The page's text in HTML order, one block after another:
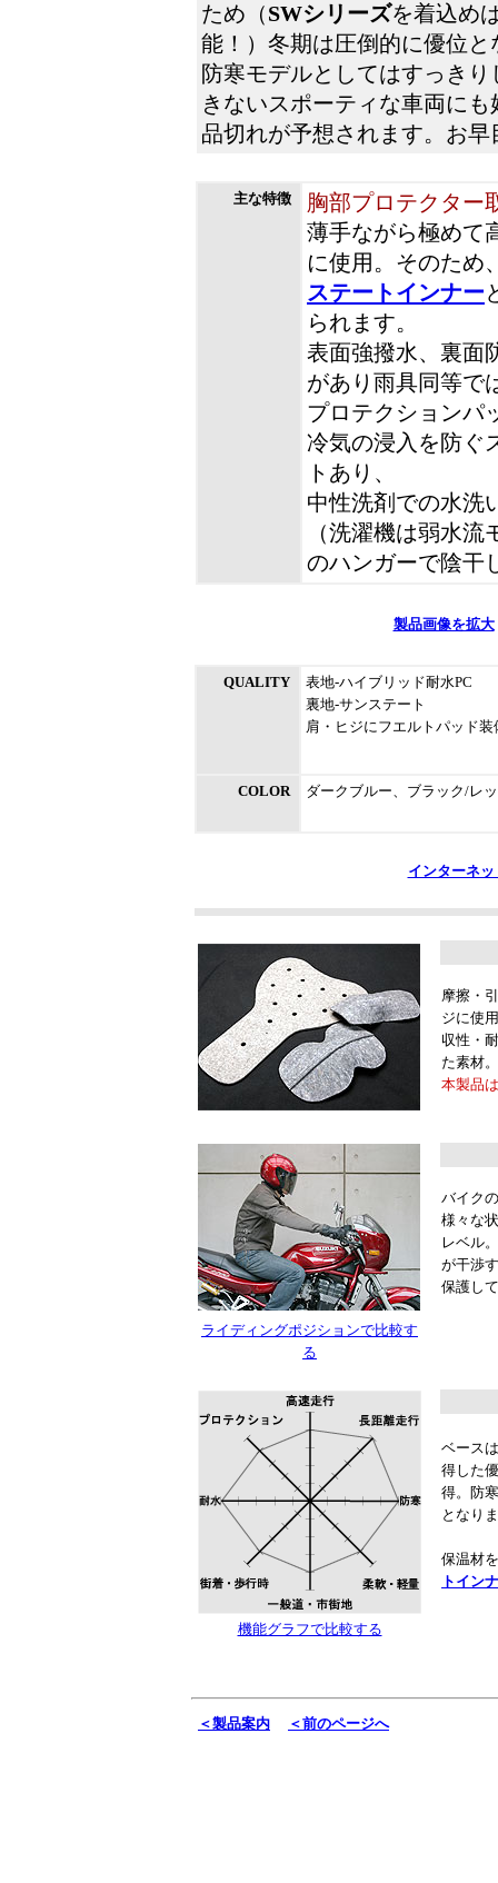
ため（SWシリーズを着込め
能！）冬期は圧倒的に優位と
防寒モデルとしてはすっき
きないスポーティな車両に
品切れが予想されます。お
主な特徴
胸部プロテクター
薄手ながら極めて
に使用。そのため
ステートインナー
られます。
表面強撥水、裏面
があり雨具同等で
プロテクションパ
冷気の浸入を防ぐ
トあり、
中性洗剤での水洗
（洗濯機は弱水
のハンガーで陰干
製品画像を拡大
QUALITY
表地-ハイブリッド耐水PC
裏地-サンステート
肩・ヒジにフエルトパッド装
COLOR ダークブルー、ブラック/レ
インターネ
摩擦・
ジに使
収性・
た素材。
本製品
バイク
様々な
レベル
が干渉
保護し
ライディングポジションで比較す
る
ベース
得した
得。防
となり
保温材
トイン
機能グラフで比較する
＜製品案内 ＜前のページへ